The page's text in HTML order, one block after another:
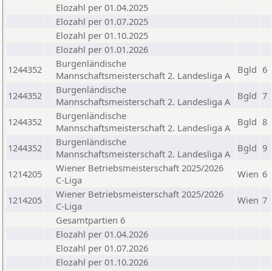
Elozahl per 01.04.2025
Elozahl per 01.07.2025
Elozahl per 01.10.2025
Elozahl per 01.01.2026
1244352
Burgenländische
Mannschaftsmeisterschaft 2. Landesliga A
Bgld 6
1244352
Burgenländische
Mannschaftsmeisterschaft 2. Landesliga A
Bgld 7
1244352
Burgenländische
Mannschaftsmeisterschaft 2. Landesliga A
Bgld 8
1244352
Burgenländische
Mannschaftsmeisterschaft 2. Landesliga A
Bgld 9
1214205
Wiener Betriebsmeisterschaft 2025/2026
C-Liga
Wien 6
1214205
Wiener Betriebsmeisterschaft 2025/2026
C-Liga
Wien 7
Gesamtpartien 6
Elozahl per 01.04.2026
Elozahl per 01.07.2026
Elozahl per 01.10.2026